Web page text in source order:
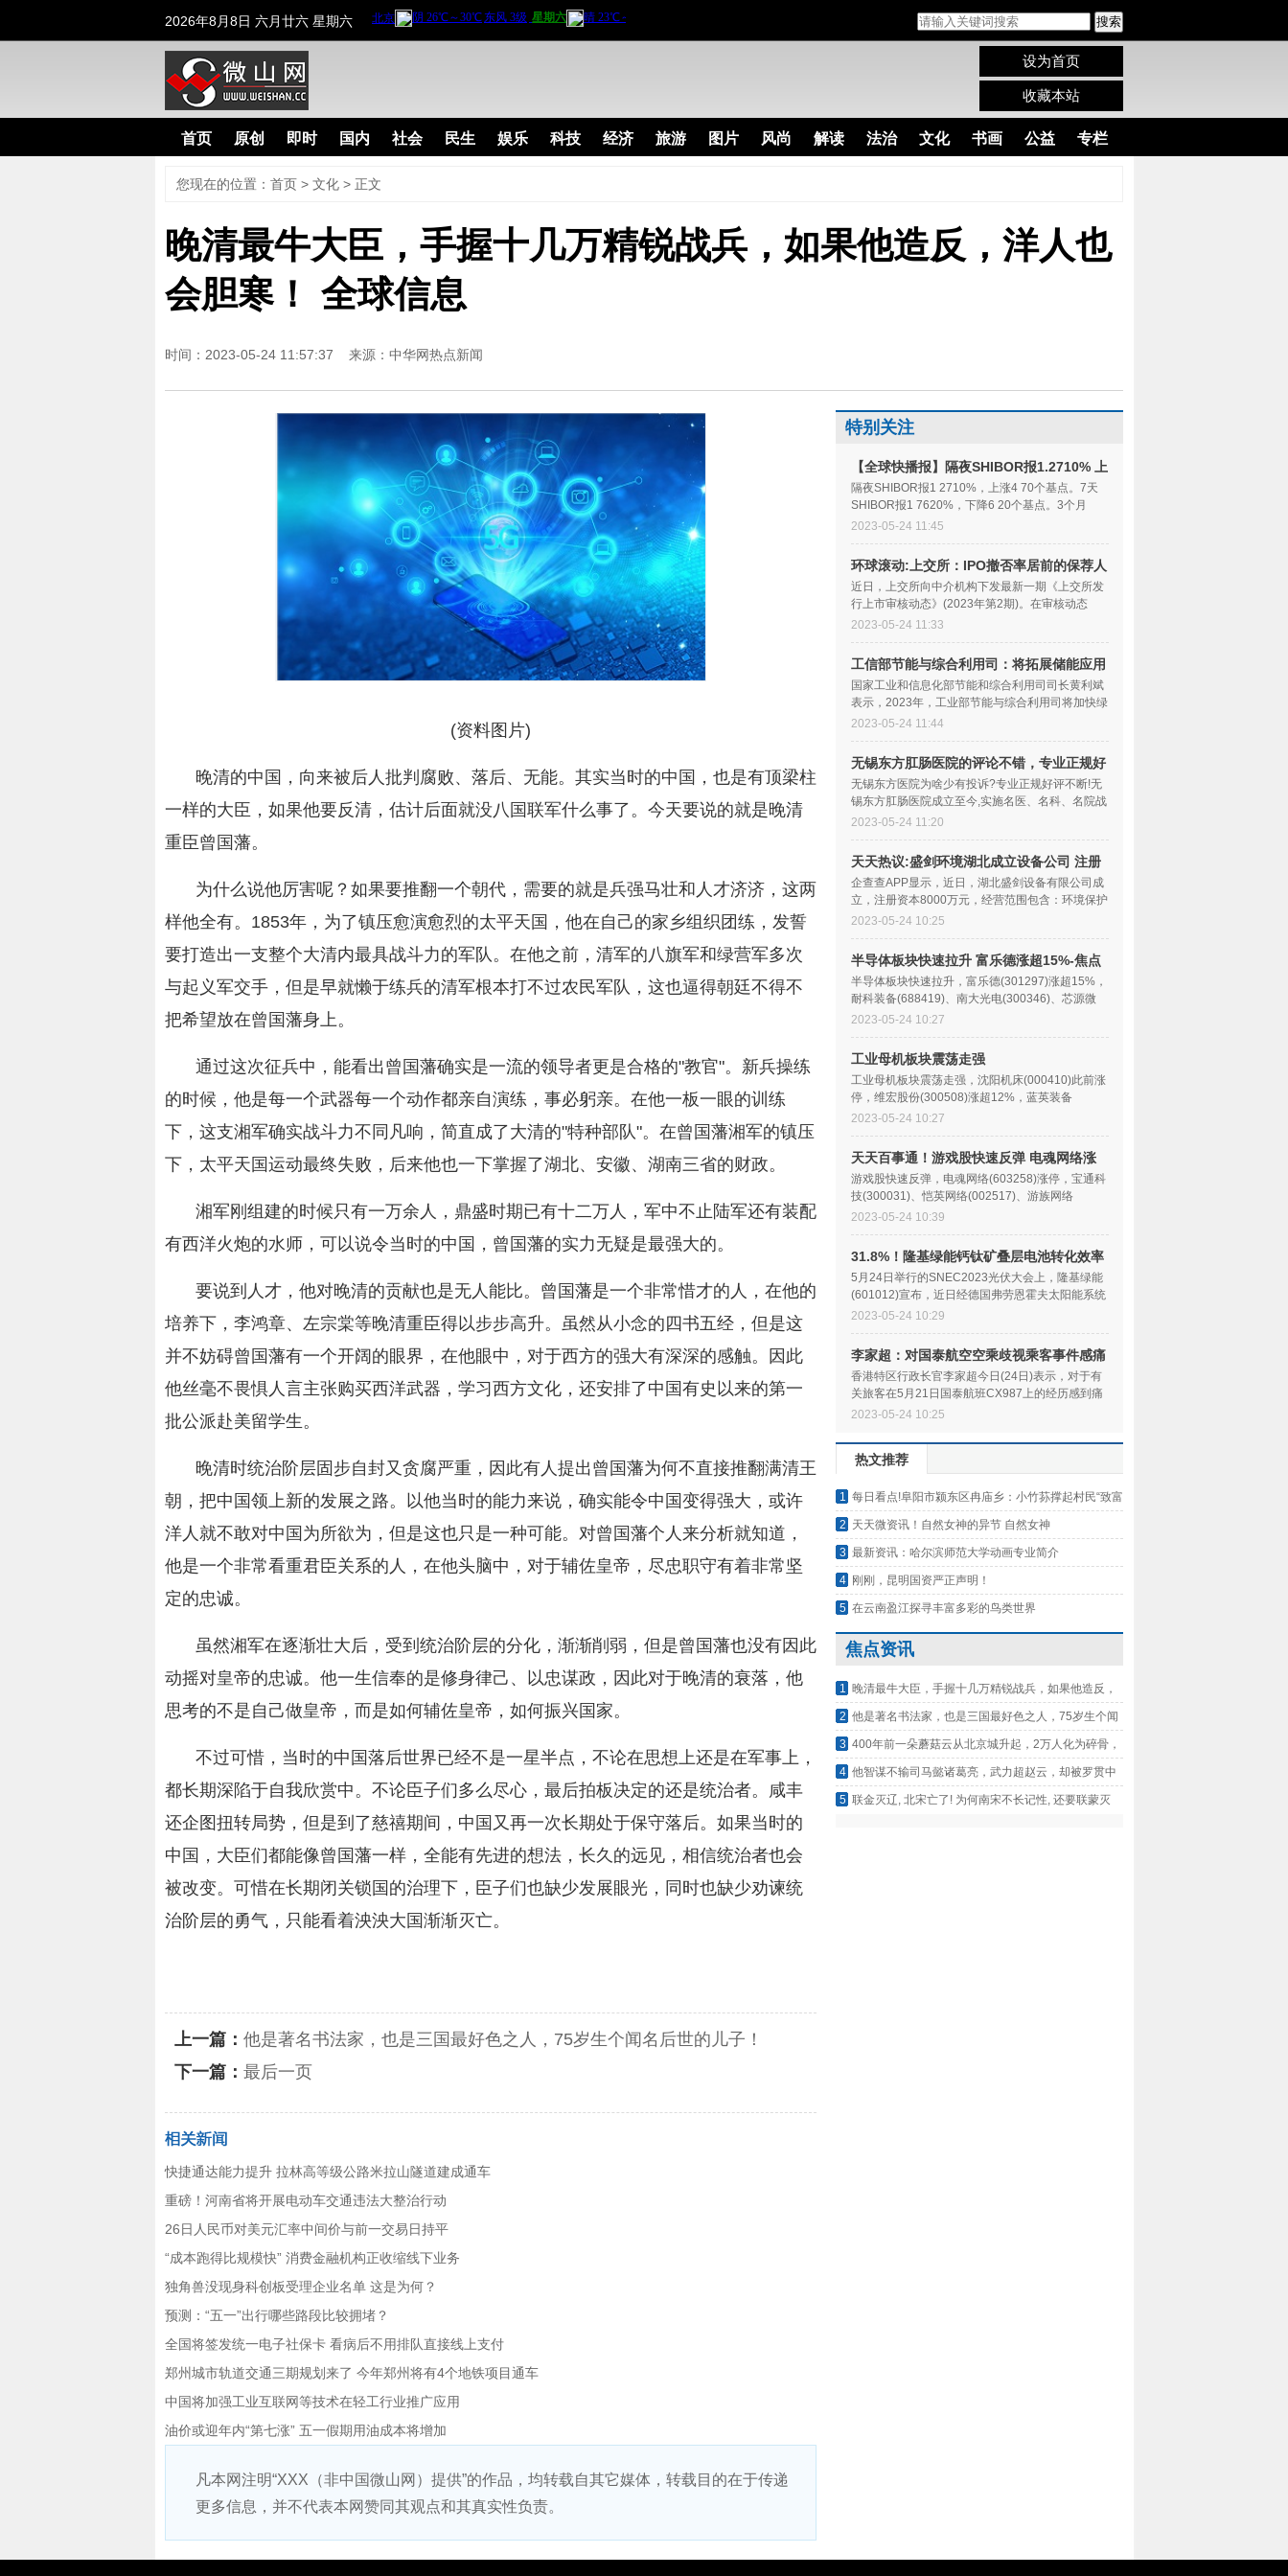
2026年8月8日 六月廿六 星期六 搜索
设为首页
收藏本站
首页 原创 即时 国内 社会 民生 娱乐 科技 经济 旅游 图片 风尚 解读 法治 文化 书画 公益 专栏
您现在的位置： 首页 > 文化 > 正文
晚清最牛大臣，手握十几万精锐战兵，如果他造反，洋人也
会胆寒！ 全球信息
时间：2023-05-24 11:57:37 来源： 中华网热点新闻
(资料图片)
晚清的中国，向来被后人批判腐败、落后、无能。其实当时的中国，也是有顶梁柱
一样的大臣，如果他要反清，估计后面就没八国联军什么事了。今天要说的就是晚清
重臣曾国藩。
为什么说他厉害呢？如果要推翻一个朝代，需要的就是兵强马壮和人才济济，这两
样他全有。1853年，为了镇压愈演愈烈的太平天国，他在自己的家乡组织团练，发誓
要打造出一支整个大清内最具战斗力的军队。在他之前，清军的八旗军和绿营军多次
与起义军交手，但是早就懒于练兵的清军根本打不过农民军队，这也逼得朝廷不得不
把希望放在曾国藩身上。
通过这次征兵中，能看出曾国藩确实是一流的领导者更是合格的"教官"。新兵操练
的时候，他是每一个武器每一个动作都亲自演练，事必躬亲。在他一板一眼的训练
下，这支湘军确实战斗力不同凡响，简直成了大清的"特种部队"。在曾国藩湘军的镇压
下，太平天国运动最终失败，后来他也一下掌握了湖北、安徽、湖南三省的财政。
湘军刚组建的时候只有一万余人，鼎盛时期已有十二万人，军中不止陆军还有装配
有西洋火炮的水师，可以说令当时的中国，曾国藩的实力无疑是最强大的。
要说到人才，他对晚清的贡献也是无人能比。曾国藩是一个非常惜才的人，在他的
培养下，李鸿章、左宗棠等晚清重臣得以步步高升。虽然从小念的四书五经，但是这
并不妨碍曾国藩有一个开阔的眼界，在他眼中，对于西方的强大有深深的感触。因此
他丝毫不畏惧人言主张购买西洋武器，学习西方文化，还安排了中国有史以来的第一
批公派赴美留学生。
晚清时统治阶层固步自封又贪腐严重，因此有人提出曾国藩为何不直接推翻满清王
朝，把中国领上新的发展之路。以他当时的能力来说，确实能令中国变得强大，或许
洋人就不敢对中国为所欲为，但是这也只是一种可能。对曾国藩个人来分析就知道，
他是一个非常看重君臣关系的人，在他头脑中，对于辅佐皇帝，尽忠职守有着非常坚
定的忠诚。
虽然湘军在逐渐壮大后，受到统治阶层的分化，渐渐削弱，但是曾国藩也没有因此
动摇对皇帝的忠诚。他一生信奉的是修身律己、以忠谋政，因此对于晚清的衰落，他
思考的不是自己做皇帝，而是如何辅佐皇帝，如何振兴国家。
不过可惜，当时的中国落后世界已经不是一星半点，不论在思想上还是在军事上，
都长期深陷于自我欣赏中。不论臣子们多么尽心，最后拍板决定的还是统治者。咸丰
还企图扭转局势，但是到了慈禧期间，中国又再一次长期处于保守落后。如果当时的
中国，大臣们都能像曾国藩一样，全能有先进的想法，长久的远见，相信统治者也会
被改变。可惜在长期闭关锁国的治理下，臣子们也缺少发展眼光，同时也缺少劝谏统
治阶层的勇气，只能看着泱泱大国渐渐灭亡。
上一篇： 他是著名书法家，也是三国最好色之人，75岁生个闻名后世的儿子！
下一篇： 最后一页
快捷通达能力提升 拉林高等级公路米拉山隧道建成通车
重磅！河南省将开展电动车交通违法大整治行动
26日人民币对美元汇率中间价与前一交易日持平
“成本跑得比规模快” 消费金融机构正收缩线下业务
独角兽没现身科创板受理企业名单 这是为何？
预测：“五一”出行哪些路段比较拥堵？
全国将签发统一电子社保卡 看病后不用排队直接线上支付
郑州城市轨道交通三期规划来了 今年郑州将有4个地铁项目通车
中国将加强工业互联网等技术在轻工行业推广应用
油价或迎年内“第七涨” 五一假期用油成本将增加
凡本网注明“XXX（非中国微山网）提供”的作品，均转载自其它媒体，转载目的在于传递
更多信息，并不代表本网赞同其观点和其真实性负责。
特别关注
【全球快播报】隔夜SHIBOR报1.2710% 上
涨4.70个基点 7天SHIBOR报1.7620%
隔夜SHIBOR报1 2710%，上涨4 70个基点。7天
SHIBOR报1 7620%，下降6 20个基点。3个月
SHIBOR报2 2520%，下降0 30个基
2023-05-24 11:45
环球滚动:上交所：IPO撤否率居前的保荐人
或被现场督导
近日，上交所向中介机构下发最新一期《上交所发
行上市审核动态》(2023年第2期)。在审核动态
中，上交所表示
2023-05-24 11:33
工信部节能与综合利用司：将拓展储能应用
场景，引导建设工业绿色微电网|天天头条
国家工业和信息化部节能和综合利用司司长黄利斌
表示，2023年，工业部节能与综合利用司将加快绿
色高质量发展
2023-05-24 11:44
无锡东方肛肠医院的评论不错，专业正规好
评不断！
无锡东方医院为啥少有投诉?专业正规好评不断!无
锡东方肛肠医院成立至今,实施名医、名科、名院战
略,紧跟国际肛肠领域新诊疗标准,和国外多家
2023-05-24 11:20
天天热议:盛剑环境湖北成立设备公司 注册
资本8000万元
企查查APP显示，近日，湖北盛剑设备有限公司成
立，注册资本8000万元，经营范围包含：环境保护
专用设备销售
2023-05-24 10:25
半导体板块快速拉升 富乐德涨超15%-焦点
快报
半导体板块快速拉升，富乐德(301297)涨超15%，
耐科装备(688419)、南大光电(300346)、芯源微
(688037)、上海
2023-05-24 10:27
工业母机板块震荡走强
工业母机板块震荡走强，沈阳机床(000410)此前涨
停，维宏股份(300508)涨超12%，蓝英装备
(300293)、天马股份(
2023-05-24 10:27
天天百事通！游戏股快速反弹 电魂网络涨
停 宝通科技、恺英网络、游族网络、巨人
网络、冰川网络等跟涨
游戏股快速反弹，电魂网络(603258)涨停，宝通科
技(300031)、恺英网络(002517)、游族网络
(002174)、巨人网络
2023-05-24 10:39
31.8%！隆基绿能钙钛矿叠层电池转化效率
跻身世界前三|全球报道
5月24日举行的SNEC2023光伏大会上，隆基绿能
(601012)宣布，近日经德国弗劳恩霍夫太阳能系统
研究所(Fraunhof
2023-05-24 10:29
李家超：对国泰航空空乘歧视乘客事件感痛
心 类似情况不容再次发生
香港特区行政长官李家超今日(24日)表示，对于有
关旅客在5月21日国泰航班CX987上的经历感到痛
心。他表示，涉
2023-05-24 10:25
热文推荐
1 每日看点!阜阳市颍东区冉庙乡：小竹荪撑起村民“致富
伞”
2 天天微资讯！自然女神的异节 自然女神
3 最新资讯：哈尔滨师范大学动画专业简介
4 刚刚，昆明国资严正声明！
5 在云南盈江探寻丰富多彩的鸟类世界
焦点资讯
1
晚清最牛大臣，手握十几万精锐战兵，如果他造反，
洋人也会胆寒！ 全球信息
2 他是著名书法家，也是三国最好色之人，75岁生个闻
名后世的儿子！
3 400年前一朵蘑菇云从北京城升起，2万人化为碎骨，
是原子弹吗？ 要闻
4 他智谋不输司马懿诸葛亮，武力超赵云，却被罗贯中
写成菜鸟
5 联金灭辽, 北宋亡了! 为何南宋不长记性, 还要联蒙灭